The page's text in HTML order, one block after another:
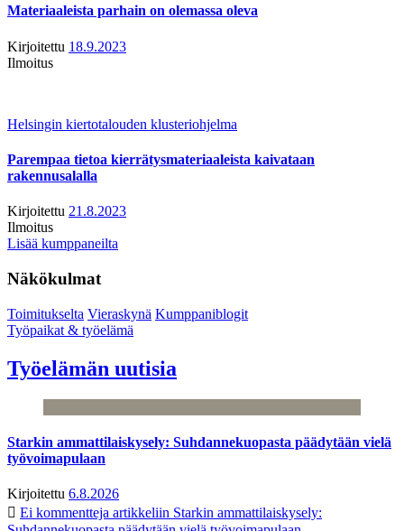
Materiaaleista parhain on olemassa oleva
Kirjoitettu 18.9.2023
Ilmoitus
Helsingin kiertotalouden klusteriohjelma
Parempaa tietoa kierrätysmateriaaleista kaivataan
rakennusalalla
Kirjoitettu 21.8.2023
Ilmoitus
Lisää kumppaneilta
Näkökulmat
Toimitukselta Vieraskynä Kumppaniblogit
Työpaikat & työelämä
Työelämän uutisia
Starkin ammattilaiskysely: Suhdannekuopasta päädytään vielä
työvoimapulaan
Kirjoitettu 6.8.2026
Ei kommentteja artikkeliin Starkin ammattilaiskysely: